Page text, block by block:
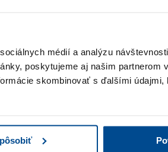
médií a analýzu
poskytujeme aj našim partnerom
skombinovať s ďalšími
osobných údajov